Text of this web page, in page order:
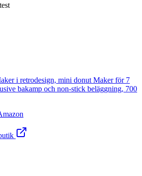
i retrodesign, mini donut Maker för 7
bakamp och non-stick beläggning, 700